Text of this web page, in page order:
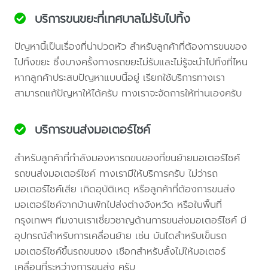
บริการขนขยะที่เทศบาลไม่รับไปทิ้ง
ปัญหานี้เป็นเรื่องที่น่าปวดหัว สำหรับลูกค้าที่ต้องการขนของ
ไปทิ้งขยะ ซึ่งบางครั้งทางรถขยะไม่รับและไม่รู้จะนำไปทิ้งที่ไหน
หากลูกค้าประสบปัญหาแบบนี้อยู่ เรียกใช้บริการทางเรา
สามารถแก้ปัญหาให้ได้ครับ ทางเราจะจัดการให้ท่านเองครับ
บริการขนส่งมอเตอร์ไซค์
สำหรับลูกค้าที่กำลังมองหารถขนของที่ขนย้ายมอเตอร์ไซค์
รถขนส่งมอเตอร์ไซค์ ทางเรามีให้บริการครับ ไม่ว่ารถ
มอเตอร์ไซค์เสีย เกิดอุบัติเหตุ หรือลูกค้าที่ต้องการขนส่ง
มอเตอร์ไซค์จากบ้านพักไปส่งต่างจังหวัด หรือในพื้นที่
กรุงเทพฯ ทีมงานเราเชี่ยวชาญด้านการขนส่งมอเตอร์ไซค์ มี
อุปกรณ์สำหรับการเคลื่อนย้าย เช่น บันไดสำหรับเข็นรถ
มอเตอร์ไซค์ขึ้นรถขนของ เชือกสำหรับลั้งไม่ให้มอเตอร์
เคลื่อนที่ระหว่างการขนส่ง ครับ